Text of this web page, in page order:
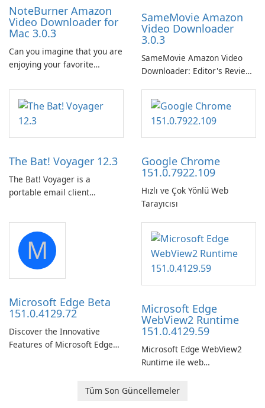
NoteBurner Amazon
Video Downloader for
Mac 3.0.3
Can you imagine that you are
enjoying your favorite
lying on the beach, camping
in the woods or even during
your long commute to work
SameMovie Amazon
Video Downloader
3.0.3
SameMovie Amazon Video
Downloader: Editor's Review
Downloader is a desktop
utility for saving Amazon
Prime Video titles and other
Amazon web-player content
The Bat! Voyager 12.3
The Bat! Voyager is a
portable email client
portable media on any
computer running Microsoft
Windows.
Google Chrome
151.0.7922.109
Hızlı ve Çok Yönlü Web
Tarayıcısı
M
Microsoft Edge Beta
151.0.4129.72
Discover the Innovative
Features of Microsoft Edge
Corporation, is shaping the
Microsoft Edge
WebView2 Runtime
151.0.4129.59
Microsoft Edge WebView2
Runtime ile web
Tüm Son Güncellemeler